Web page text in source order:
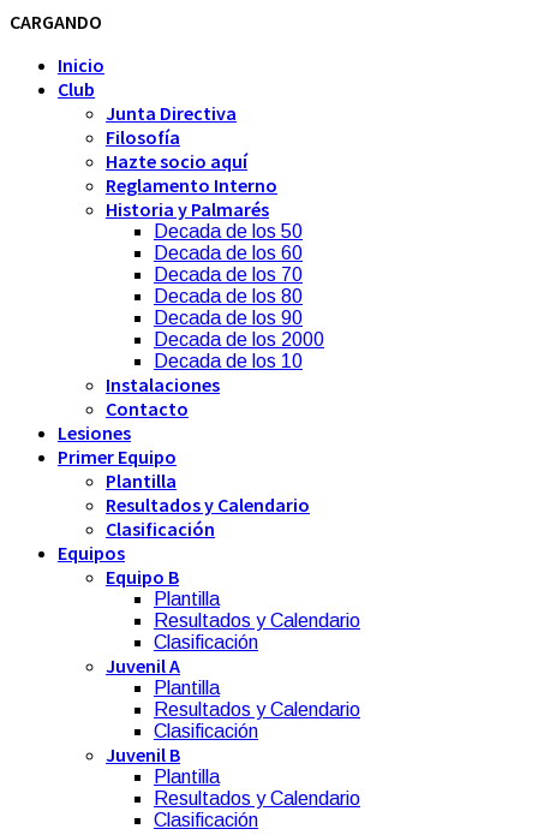
CARGANDO
Inicio
Club
Junta Directiva
Filosofía
Hazte socio aquí
Reglamento Interno
Historia y Palmarés
Decada de los 50
Decada de los 60
Decada de los 70
Decada de los 80
Decada de los 90
Decada de los 2000
Decada de los 10
Instalaciones
Contacto
Lesiones
Primer Equipo
Plantilla
Resultados y Calendario
Clasificación
Equipos
Equipo B
Plantilla
Resultados y Calendario
Clasificación
Juvenil A
Plantilla
Resultados y Calendario
Clasificación
Juvenil B
Plantilla
Resultados y Calendario
Clasificación